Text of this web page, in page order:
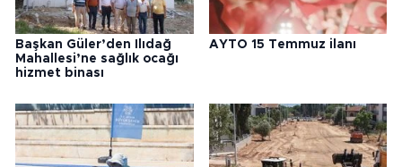
Başkan Güler’den Ilıdağ
Mahallesi’ne sağlık ocağı
hizmet binası
AYTO 15 Temmuz ilanı